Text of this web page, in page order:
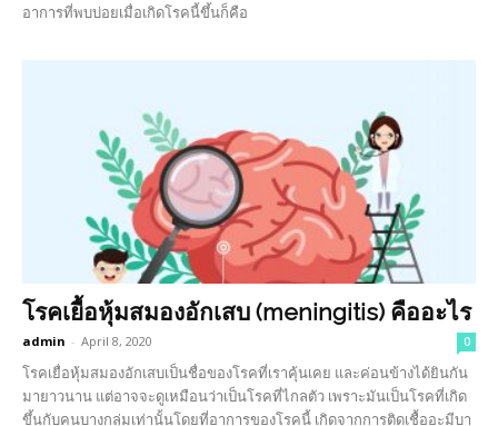
อาการที่พบบ่อยเมื่อเกิดโรคนี้ขึ้นก็คือ
โรคเยื้อหุ้มสมองอักเสบ (meningitis) คืออะไร
admin - April 8, 2020 0
โรคเยื่อหุ้มสมองอักเสบเป็นชื่อของโรคที่เราคุ้นเคย และค่อนข้างได้ยินกัน
มายาวนาน แต่อาจจะดูเหมือนว่าเป็นโรคที่ไกลตัว เพราะมันเป็นโรคที่เกิด
ขึ้นกับคนบางกลุ่มเท่านั้นโดยที่อาการของโรคนี้ เกิดจากการติดเชื้ออะมีบา